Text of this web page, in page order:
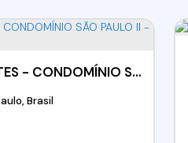
CASA TÉRREA- 3 SUÍTES - CONDOMÍNIO SÃO PAULO II - GRANJA VIANA - COTIA / SP
Brasil